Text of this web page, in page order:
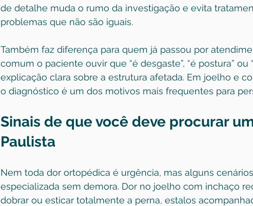
de detalhe muda o rumo da investigação e evita
problemas que não são iguais.
Também faz diferença para quem já passou por
comum o paciente ouvir que “é desgaste”, “é postura” ou
explicação clara sobre a estrutura afetada. Em joelho e
o diagnóstico é um dos motivos mais frequentes para
Sinais de que você deve procurar
Paulista
Nem toda dor ortopédica é urgência, mas alguns
especializada sem demora. Dor no joelho com inchaço
dobrar ou esticar totalmente a perna, estalos